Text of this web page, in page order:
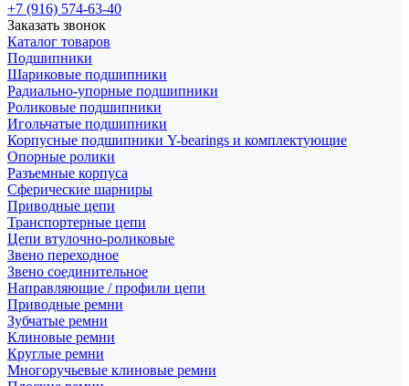
+7 (916) 574-63-40
Заказать звонок
Каталог товаров
Подшипники
Шариковые подшипники
Радиально-упорные подшипники
Роликовые подшипники
Игольчатые подшипники
Корпусные подшипники Y-bearings и комплектующие
Опорные ролики
Разъемные корпуса
Сферические шарниры
Приводные цепи
Транспортерные цепи
Цепи втулочно-роликовые
Звено переходное
Звено соединительное
Направляющие / профили цепи
Приводные ремни
Зубчатые ремни
Клиновые ремни
Круглые ремни
Многоручьевые клиновые ремни